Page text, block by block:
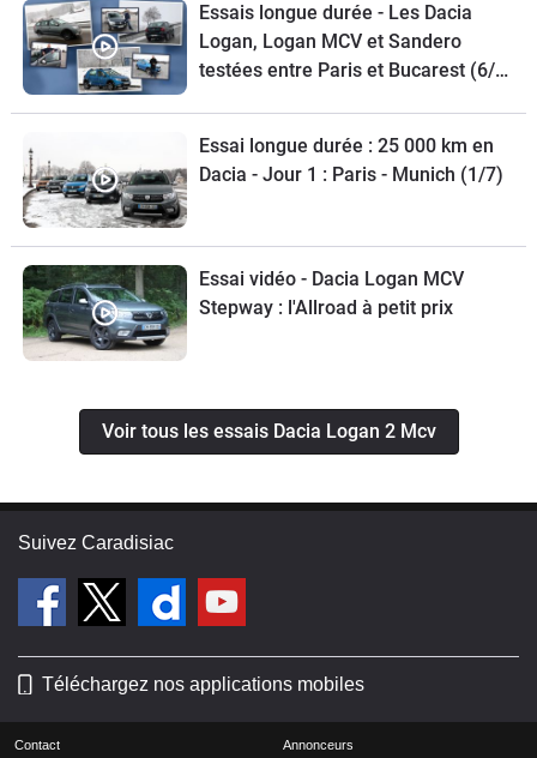
Essais longue durée - Les Dacia
Logan, Logan MCV et Sandero
testées entre Paris et Bucarest (6/7)
Essai longue durée : 25 000 km en
Dacia - Jour 1 : Paris - Munich (1/7)
Essai vidéo - Dacia Logan MCV
Stepway : l'Allroad à petit prix
Voir tous les essais Dacia Logan 2 Mcv
Suivez Caradisiac
Téléchargez nos applications mobiles
Contact Annonceurs